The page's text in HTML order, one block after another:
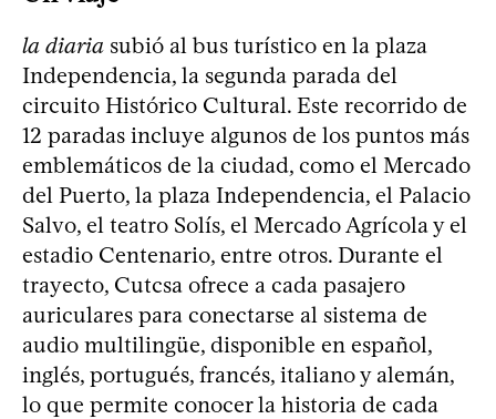
la diaria subió al bus turístico en la plaza
Independencia, la segunda parada del
circuito Histórico Cultural. Este recorrido de
12 paradas incluye algunos de los puntos más
emblemáticos de la ciudad, como el Mercado
del Puerto, la plaza Independencia, el Palacio
Salvo, el teatro Solís, el Mercado Agrícola y el
estadio Centenario, entre otros. Durante el
trayecto, Cutcsa ofrece a cada pasajero
auriculares para conectarse al sistema de
audio multilingüe, disponible en español,
inglés, portugués, francés, italiano y alemán,
lo que permite conocer la historia de cada